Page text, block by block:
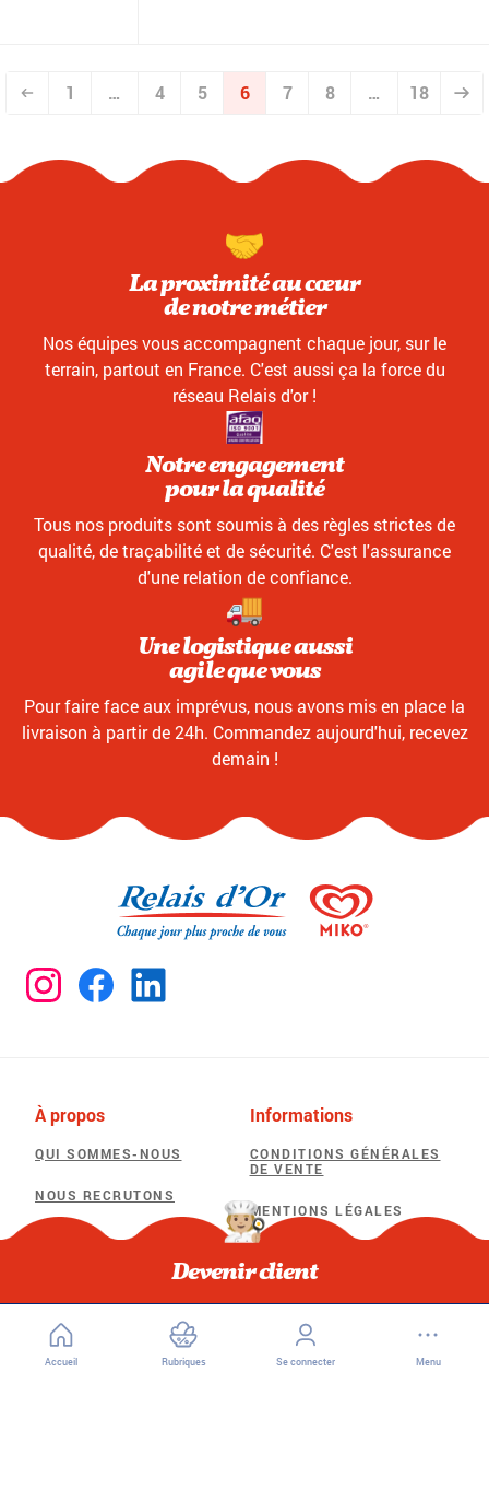
1 … 4 5 6 7 8 … 18
Devenir client
La proximité au cœur
de notre métier
Nos équipes vous accompagnent chaque jour, sur le
terrain, partout en France. C'est aussi ça la force du
réseau Relais d'or !
Notre engagement
pour la qualité
Tous nos produits sont soumis à des règles strictes de
qualité, de traçabilité et de sécurité. C'est l'assurance
d'une relation de confiance.
Une logistique aussi
agile que vous
Pour faire face aux imprévus, nous avons mis en place la
livraison à partir de 24h. Commandez aujourd'hui, recevez
demain !
À propos
QUI SOMMES-NOUS
NOUS RECRUTONS
F.A.Q
Informations
CONDITIONS GÉNÉRALES
DE VENTE
MENTIONS LÉGALES
CONFIDENTIALITÉ
POLITIQUE D’UTILISATION
DES COOKIES
Accueil Rubriques Se connecter Menu